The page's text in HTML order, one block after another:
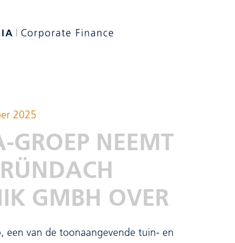
2025
GROEP NEEMT
GMBH OVER
een van de toonaangevende tuin- en